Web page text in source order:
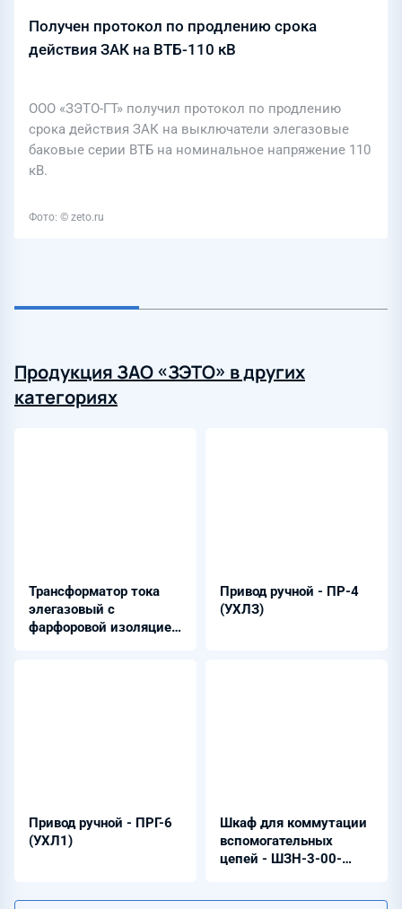
Получен протокол по продлению срока
действия ЗАК на ВТБ-110 кВ
ООО «ЗЭТО-ГТ» получил протокол по продлению
срока действия ЗАК на выключатели элегазовые
баковые серии ВТБ на номинальное напряжение 110
кВ.
Фото: © zeto.ru
Продукция ЗАО «ЗЭТО» в других
категориях
Трансформатор тока
элегазовый с
фарфоровой изоляцией
Привод ручной - ПР-4
(УХЛЗ)
Привод ручной - ПРГ-6
(УХЛ1)
Шкаф для коммутации
вспомогательных
цепей - ШЗН-3-00-